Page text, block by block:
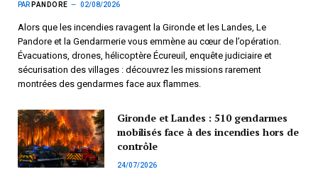
PAR PANDORE 02/08/2026
Alors que les incendies ravagent la Gironde et les Landes, Le
Pandore et la Gendarmerie vous emmène au cœur de l’opération.
Évacuations, drones, hélicoptère Écureuil, enquête judiciaire et
sécurisation des villages : découvrez les missions rarement
montrées des gendarmes face aux flammes.
Gironde et Landes : 510 gendarmes
mobilisés face à des incendies hors de
contrôle
24/07/2026